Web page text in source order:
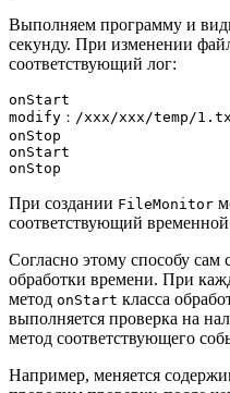
Выполняем программу и
секунду. При изменении
соответствующий лог:
onStart
modify：/xxx/xxx/temp/
onStop
onStart
onStop
При создании FileMonitor
соответствующий
Согласно этому способу сам
обработки времени. При
метод onStart класса
выполняется проверка на
метод соответствующего
Например, меняется